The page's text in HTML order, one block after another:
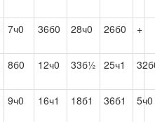
7ч0 36б0 28ч0 26б0 +
8б0 12ч0 33б½ 25ч1
9ч0 16ч1 18б1 36б1 5ч0